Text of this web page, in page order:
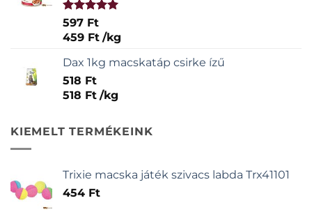
Értékelés:
5.00/ 5
597 Ft
459 Ft /kg
Dax 1kg macskatáp csirke ízű
518 Ft
518 Ft /kg
KIEMELT TERMÉKEINK
Trixie macska játék szivacs labda Trx41101
454 Ft